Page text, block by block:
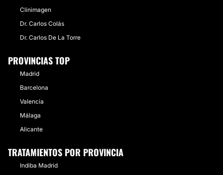
Clinimagen
Dr. Carlos Colás
Dr. Carlos De La Torre
PROVINCIAS TOP
Madrid
Barcelona
Valencia
Málaga
Alicante
TRATAMIENTOS POR PROVINCIA
Indiba Madrid